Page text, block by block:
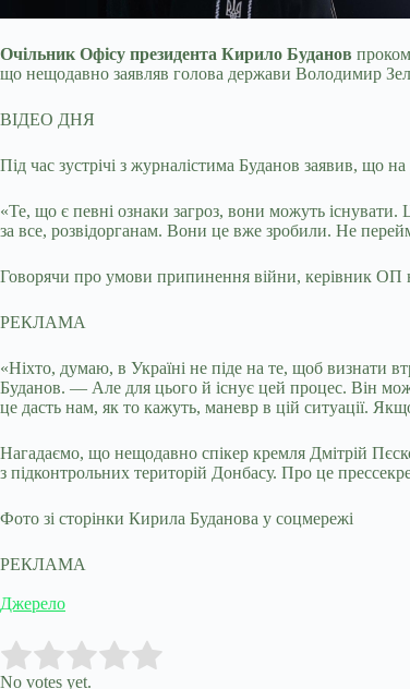
Очільник Офісу президента Кирило Буданов
що нещодавно заявляв голова держави Володимир
ВІДЕО ДНЯ
Під час зустрічі з журналістима Буданов заявив, що
«Те, що є певні ознаки загроз, вони можуть
за все, розвідорганам. Вони це вже зробили. Не
Говорячи про умови припинення війни, керівник ОП
РЕКЛАМА
«Ніхто, думаю, в Україні не піде на те, щоб визнати
Буданов. — Але для цього й існує цей процес. Він
це дасть нам, як то кажуть, маневр в цій ситуації.
Нагадаємо, що нещодавно спікер кремля Дмітрій
з підконтрольних територій Донбасу. Про це
Фото зі сторінки Кирила Буданова у соцмережі
РЕКЛАМА
Джерело
Rate this item:
No votes yet.